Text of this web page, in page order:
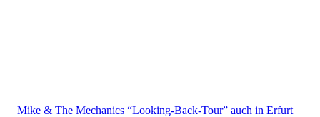
Mike & The Mechanics “Looking-Back-Tour” auch in Erfurt